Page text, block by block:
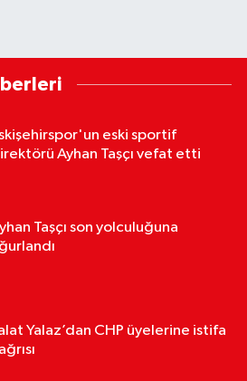
eski sportif
Ayhan Taşçı vefat etti
Taşçı son yolculuğuna
Yalaz’dan CHP üyelerine istifa